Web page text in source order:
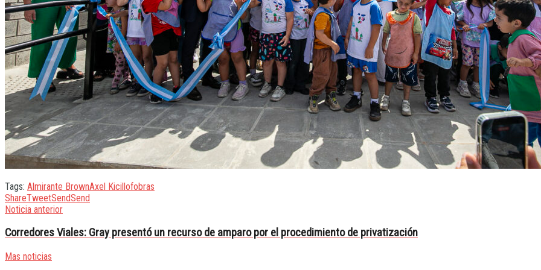
Tags: Almirante BrownAxel Kicillofobras
ShareTweetSendSend
Noticia anterior
Corredores Viales: Gray presentó un recurso de amparo por el procedimiento de privatización
Mas noticias